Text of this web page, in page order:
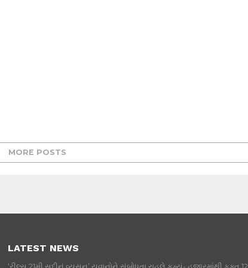
MORE POSTS
LATEST NEWS